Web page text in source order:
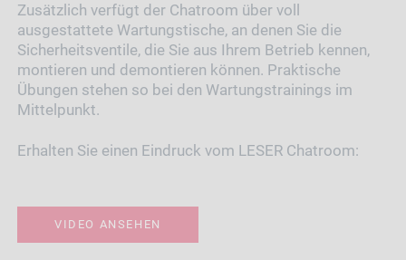
Zusätzlich verfügt der Chatroom über voll
ausgestattete Wartungstische, an denen Sie die
Sicherheitsventile, die Sie aus Ihrem Betrieb kennen,
montieren und demontieren können. Praktische
Übungen stehen so bei den Wartungstrainings im
Mittelpunkt.
Erhalten Sie einen Eindruck vom LESER Chatroom:
VIDEO ANSEHEN